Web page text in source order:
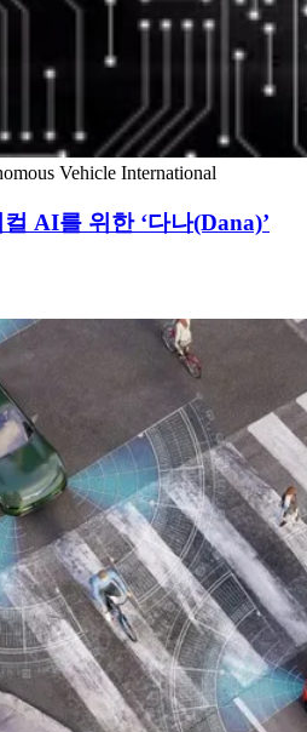
Vehicle International
AI를 위한 ‘다나(Dana)’